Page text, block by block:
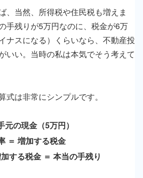
、当然、所得税や住民税も増えま
手残りが5万円なのに、税金が6万
ナスになる）くらいなら、不動産投
いい。当時の私は本気でそう考えて
式は非常にシンプルです。
元の現金（5万円）
＝ 増加する税金
する税金 ＝ 本当の手残り